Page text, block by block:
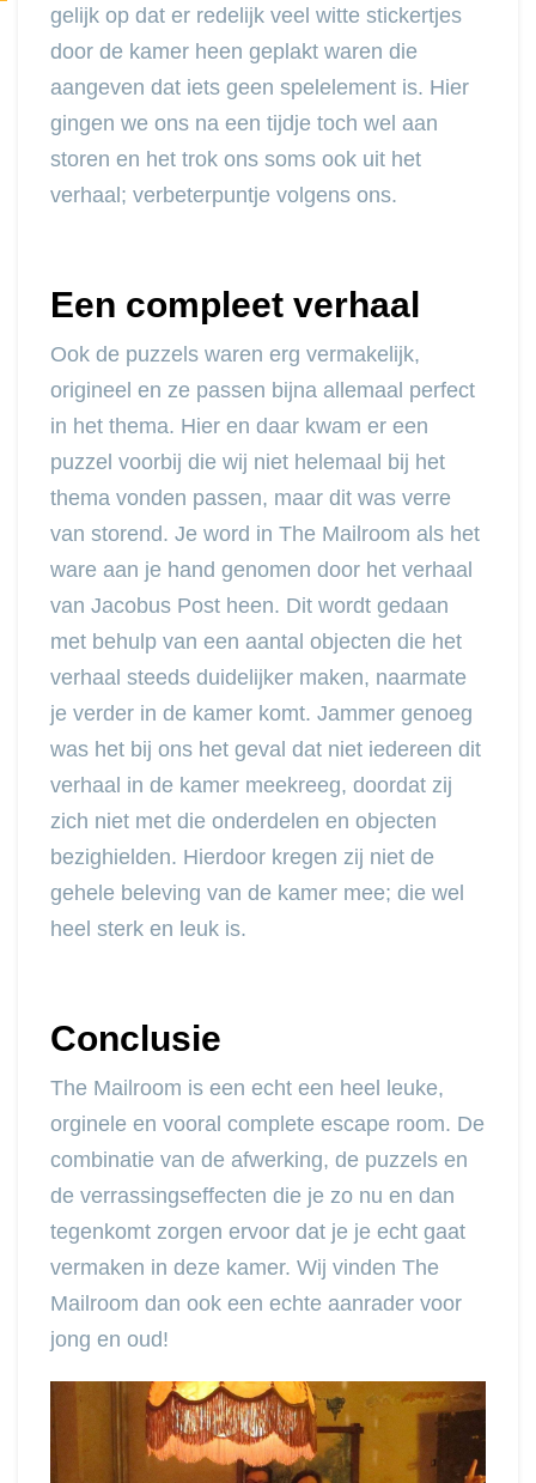
gelijk op dat er redelijk veel witte stickertjes
door de kamer heen geplakt waren die
aangeven dat iets geen spelelement is. Hier
gingen we ons na een tijdje toch wel aan
storen en het trok ons soms ook uit het
verhaal; verbeterpuntje volgens ons.
Een compleet verhaal
Ook de puzzels waren erg vermakelijk,
origineel en ze passen bijna allemaal perfect
in het thema. Hier en daar kwam er een
puzzel voorbij die wij niet helemaal bij het
thema vonden passen, maar dit was verre
van storend. Je word in The Mailroom als het
ware aan je hand genomen door het verhaal
van Jacobus Post heen. Dit wordt gedaan
met behulp van een aantal objecten die het
verhaal steeds duidelijker maken, naarmate
je verder in de kamer komt. Jammer genoeg
was het bij ons het geval dat niet iedereen dit
verhaal in de kamer meekreeg, doordat zij
zich niet met die onderdelen en objecten
bezighielden. Hierdoor kregen zij niet de
gehele beleving van de kamer mee; die wel
heel sterk en leuk is.
Conclusie
The Mailroom is een echt een heel leuke,
orginele en vooral complete escape room. De
combinatie van de afwerking, de puzzels en
de verrassingseffecten die je zo nu en dan
tegenkomt zorgen ervoor dat je je echt gaat
vermaken in deze kamer. Wij vinden The
Mailroom dan ook een echte aanrader voor
jong en oud!